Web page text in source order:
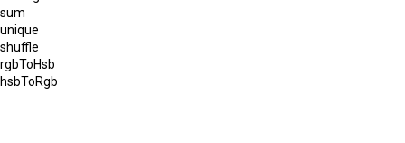
sum
unique
shuffle
rgbToHsb
hsbToRgb